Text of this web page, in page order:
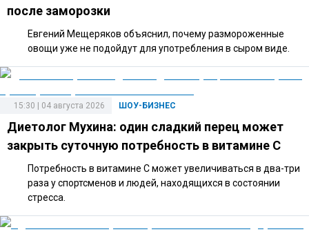
после заморозки
Евгений Мещеряков объяснил, почему размороженные
овощи уже не подойдут для употребления в сыром виде.
ШОУ-БИЗНЕС
15:30 | 04 августа 2026
Диетолог Мухина: один сладкий перец может
закрыть суточную потребность в витамине C
Потребность в витамине C может увеличиваться в два-три
раза у спортсменов и людей, находящихся в состоянии
стресса.